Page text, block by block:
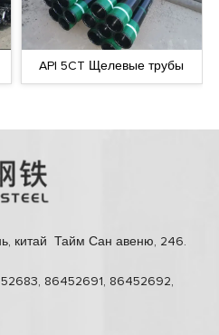
API 5CT Щелевые трубы
китай Тайм Сан авеню, 246.
86452691, 86452692,